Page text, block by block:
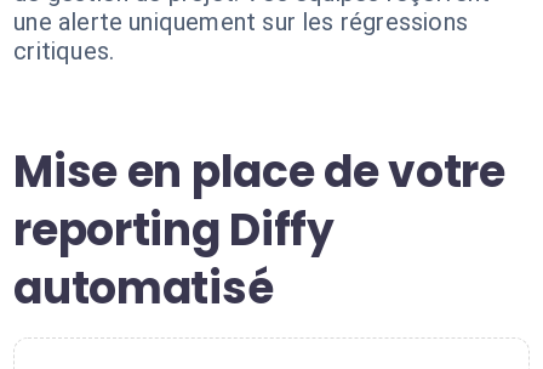
une alerte uniquement sur les régressions
critiques.
Mise en place de votre
reporting Diffy
automatisé